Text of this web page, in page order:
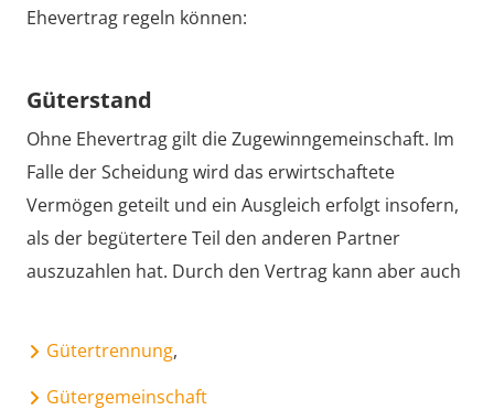
Ehevertrag regeln können:
Güterstand
Ohne Ehevertrag gilt die Zugewinngemeinschaft. Im
Falle der Scheidung wird das erwirtschaftete
Vermögen geteilt und ein Ausgleich erfolgt insofern,
als der begütertere Teil den anderen Partner
auszuzahlen hat. Durch den Vertrag kann aber auch
Gütertrennung,
Gütergemeinschaft